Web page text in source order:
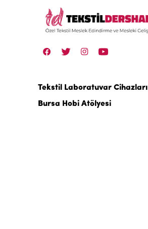
Tekstil Laboratuvar Cihazları
Bursa Hobi Atölyesi